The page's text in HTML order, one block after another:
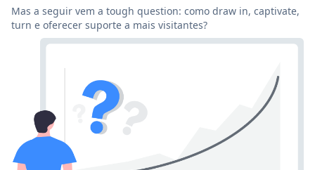
Mas a seguir vem a tough question: como draw in, captivate,
turn e oferecer suporte a mais visitantes?